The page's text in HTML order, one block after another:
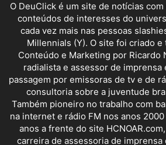
O DeuClick é um site de notícias
conteúdos de interesses do
cada vez mais nas pessoas
Millennials (Y). O site foi criado e
Conteúdo e Marketing por Ricardo
radialista e assessor de imprensa
passagem por emissoras de tv e de
consultoria sobre a juventude
Também pioneiro no trabalho com
na internet e rádio FM nos anos
anos a frente do site
carreira de assessoria de imprensa